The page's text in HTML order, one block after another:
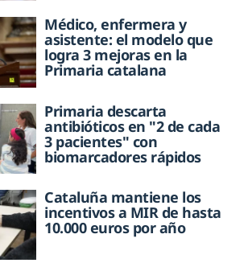
Médico, enfermera y
asistente: el modelo que
logra 3 mejoras en la
Primaria catalana
Primaria descarta
antibióticos en "2 de cada
3 pacientes" con
biomarcadores rápidos
Cataluña mantiene los
incentivos a MIR de hasta
10.000 euros por año